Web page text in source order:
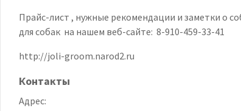
Прайс-лист , нужные рекомендации и заметки о
для собак на нашем веб-сайте: 8-910-459-33-41
http://joli-groom.narod2.ru
Контакты
Адрес: